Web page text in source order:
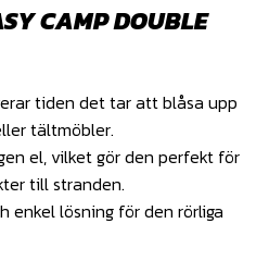
CAMP DOUBLE
tiden det tar att blåsa upp
tältmöbler.
el, vilket gör den perfekt för
till stranden.
enkel lösning för den rörliga